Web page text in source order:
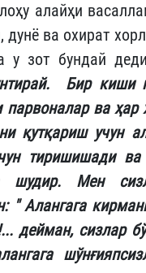
алайҳи
дунё ва охират
у зот бундай
Бир киши
парвоналар ва
қутқариш учун
тиришишади
шудир. Мен
" Алангага
дейман, сизлар